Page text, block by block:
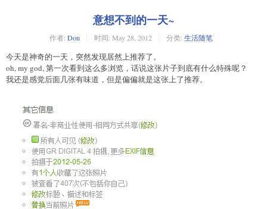
意想不到的一天~
作者: Don 时间: May 28, 2012 分类: 生活随笔
今天是神奇的一天，突然发现居然上推荐了。
oh, my god, 第一次看到这么多浏览，话说这张片子到底有什么特殊呢？
我还是感觉后面几张有味道，但是偏偏就是这张上了推荐。